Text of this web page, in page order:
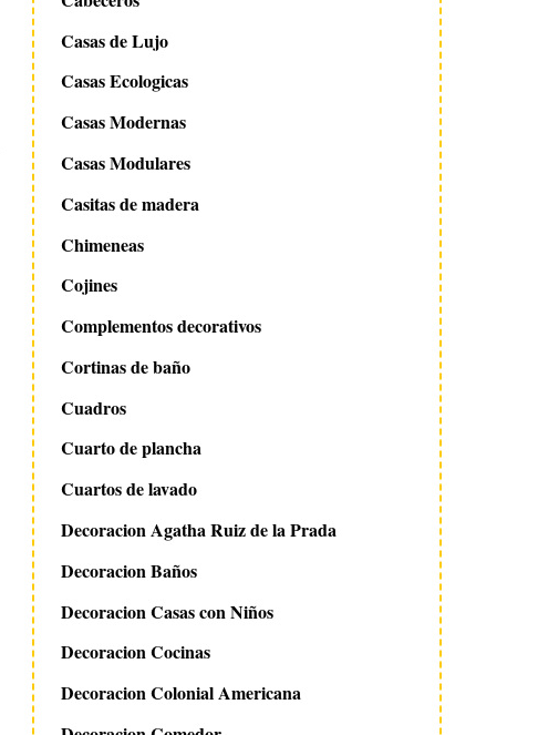
Casas de Lujo
Casas Ecologicas
Casas Modernas
Casas Modulares
Casitas de madera
Chimeneas
Cojines
Complementos decorativos
Cortinas de baño
Cuadros
Cuarto de plancha
Cuartos de lavado
Decoracion Agatha Ruiz de la Prada
Decoracion Baños
Decoracion Casas con Niños
Decoracion Cocinas
Decoracion Colonial Americana